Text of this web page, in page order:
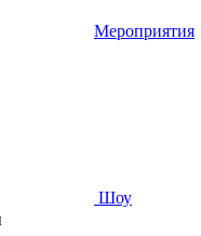
Мероприятия
Шоу